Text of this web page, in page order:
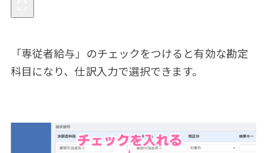
「専従者給与」のチェックをつけると有効な勘定
科目になり、仕訳入力で選択できます。